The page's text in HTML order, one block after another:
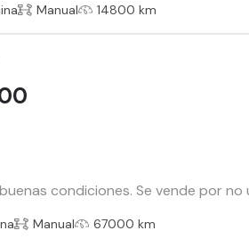
Manual 14800 km
condiciones. Se vende por no
Manual 67000 km